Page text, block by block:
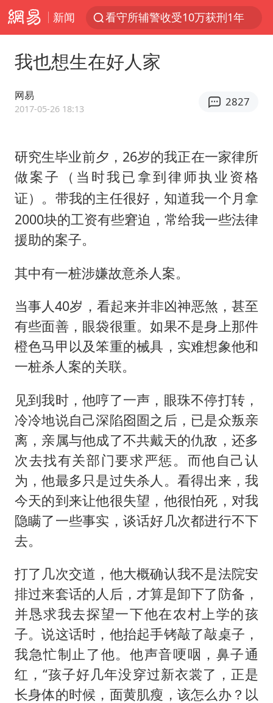
新闻
看守所辅警收受10万获刑1年
吉林一“温度计大楼”读数爆表
中国养老床位“三连降”
五粮液渠道价一箱上涨近百元
法国下周开始禁止未经同意的电话营销
贵州轮胎子公司获美国退税8136万
CIA被曝已秘密设立古巴工作组
萧敬腾：不忍心让妻子承受生育的苦
奋进开新局 实干挑大梁
我也想生在好人家
网易
2017-05-26 18:13
2827
研究生毕业前夕，26岁的我正在一家律所
做案子
（当时我已拿到律师执业资格
证） 。带我的主任很好，知道我一个月拿
2000块的工资有些窘迫，常给我一些法律
援助的案子。
其中有一桩涉嫌故意杀人案。
当事人40岁，看起来并非凶神恶煞，甚至
有些面善，眼袋很重。如果不是身上那件
橙色马甲以及笨重的械具，实难想象他和
一桩杀人案的关联。
见到我时，他哼了一声，眼珠不停打转，
冷冷地说自己深陷囵圄之后，已是众叛亲
离，亲属与他成了不共戴天的仇敌，还多
次去找有关部门要求严惩。而他自己认
为，他最多只是过失杀人。看得出来，我
今天的到来让他很失望，他很怕死，对我
隐瞒了一些事实，谈话好几次都进行不下
去。
打了几次交道，他大概确认我不是法院安
排过来套话的人后，才算是卸下了防备，
并恳求我去探望一下他在农村上学的孩
子。说这话时，他抬起手铐敲了敲桌子，
我急忙制止了他。他声音哽咽，鼻子通
红，“孩子好几年没穿过新衣裳了，正是
长身体的时候，面黄肌瘦，该怎么办？以